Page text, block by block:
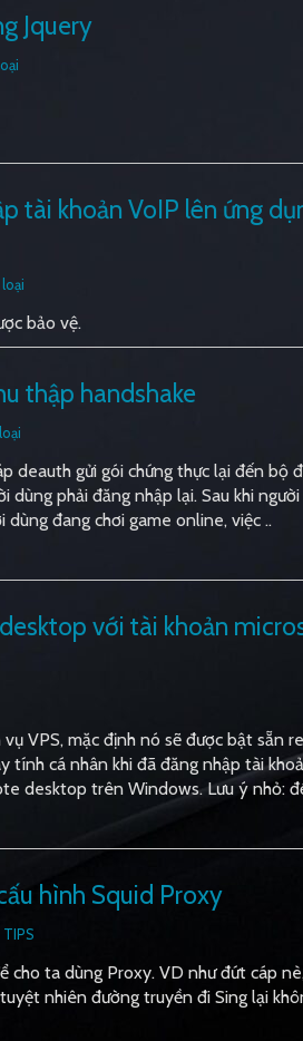
Jquery
tài khoản VoIP lên ứng
bảo vệ.
thập handshake
deauth gửi gói chứng thực lại đến bộ
phải đăng nhập lại. Sau khi
dùng đang chơi game online, việc ..
với tài khoản
VPS, mặc định nó sẽ được bật sẵn
tính cá nhân khi đã đăng nhập tài
desktop trên Windows. Lưu ý nhỏ:
hình Squid Proxy
TIPS
cho ta dùng Proxy. VD như đứt cáp
nhiên đường truyền đi Sing lại